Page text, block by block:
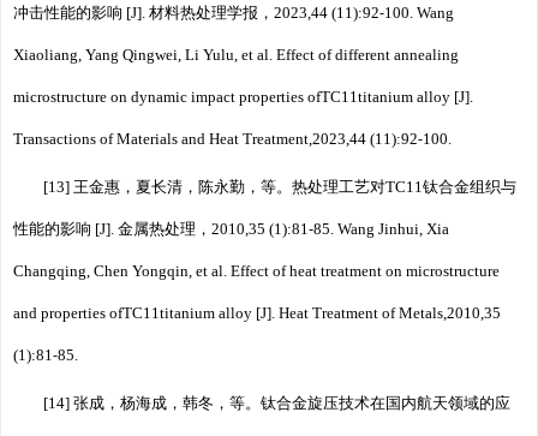
冲击性能的影响 [J]. 材料热处理学报，2023,44 (11):92⁃100. Wang
Xiaoliang, Yang Qingwei, Li Yulu, et al. Effect of different annealing
microstructure on dynamic impact properties ofTC11titanium alloy [J].
Transactions of Materials and Heat Treatment,2023,44 (11):92⁃100.
[13] 王金惠，夏长清，陈永勤，等。热处理工艺对TC11钛合金组织与
性能的影响 [J]. 金属热处理，2010,35 (1):81⁃85. Wang Jinhui, Xia
Changqing, Chen Yongqin, et al. Effect of heat treatment on microstructure
and properties ofTC11titanium alloy [J]. Heat Treatment of Metals,2010,35
(1):81⁃85.
[14] 张成，杨海成，韩冬，等。钛合金旋压技术在国内航天领域的应